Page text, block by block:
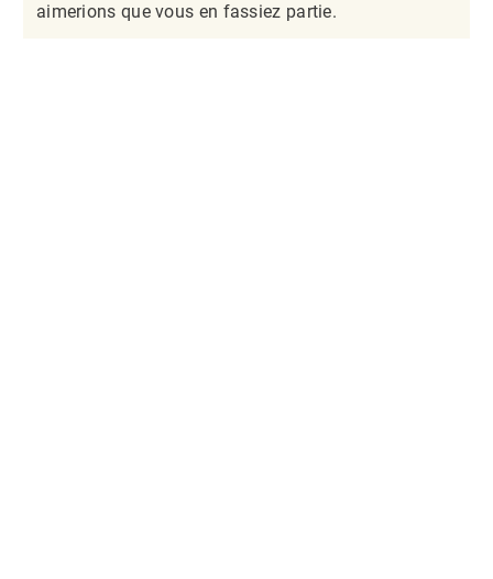
aimerions que vous en fassiez partie.​​​​​​​